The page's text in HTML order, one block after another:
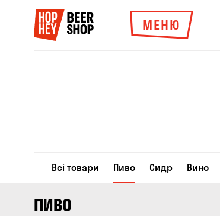
МЕНЮ
Всі товари Пиво Сидр Вино
ПИВО